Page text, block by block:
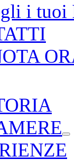
i tuoi